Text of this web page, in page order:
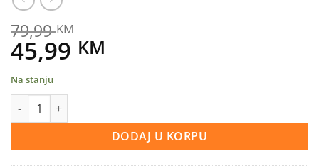
79,99KM
Original
price
was:
79,99 KM.
45,99 KM
45,99 KM.
Na stanju
Vileda 1/2 SPRAY MAX čistač poda količina
DODAJ U KORPU